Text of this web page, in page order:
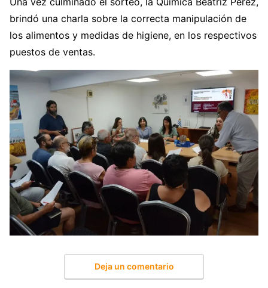
brindó una charla sobre la correcta manipulación de
los alimentos y medidas de higiene, en los respectivos
puestos de ventas.
Deja un comentario